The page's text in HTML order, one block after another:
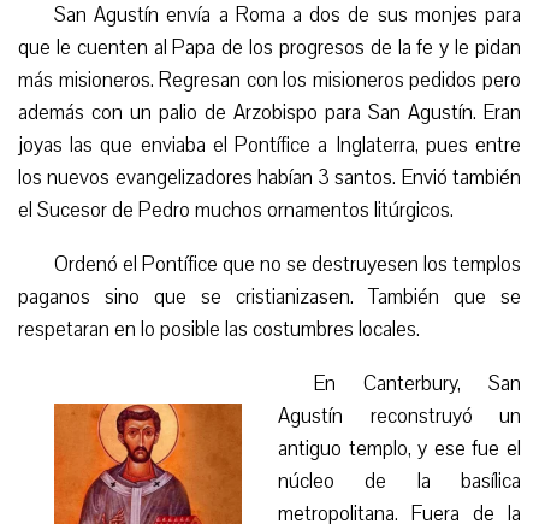
San Agustín envía a Roma a dos de sus monjes para
que le cuenten al Papa de los progresos de la fe y le pidan
más misioneros. Regresan con los misioneros pedidos pero
además con un palio de Arzobispo para San Agustín. Eran
joyas las que enviaba el Pontífice a Inglaterra, pues entre
los nuevos evangelizadores habían 3 santos. Envió también
el Sucesor de Pedro muchos ornamentos litúrgicos.
Ordenó el Pontífice que no se destruyesen los templos
paganos sino que se cristianizasen. También que se
respetaran en lo posible las costumbres locales.
En Canterbury, San
Agustín reconstruyó un
antiguo templo, y ese fue el
núcleo de la basílica
metropolitana. Fuera de la